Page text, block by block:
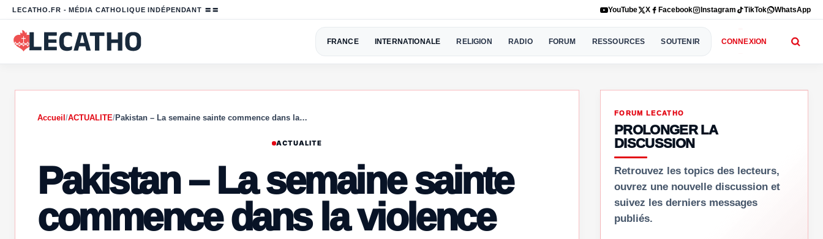
LECATHO.FR - MÉDIA CATHOLIQUE INDÉPENDANT 〓〓 YouTube X Facebook Instagram TikTok WhatsApp
FRANCE INTERNATIONALE RELIGION RADIO FORUM RESSOURCES SOUTENIR CONNEXION
Accueil /ACTUALITE/Pakistan – La semaine sainte commence dans la…
ACTUALITE
Pakistan – La semaine sainte
commence dans la violence
FORUM LECATHO
PROLONGER LA
DISCUSSION
Retrouvez les topics des lecteurs,
ouvrez une nouvelle discussion et
suivez les derniers messages
publiés.